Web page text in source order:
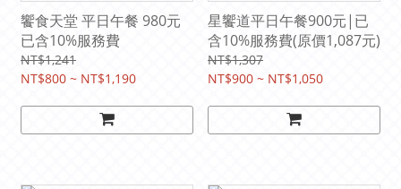
饗食天堂 平日午餐 980元
已含10%服務費
NT$1,241
NT$800 ~ NT$1,190
星饗道平日午餐900元|已
含10%服務費(原價1,087元)
NT$1,307
NT$900 ~ NT$1,050